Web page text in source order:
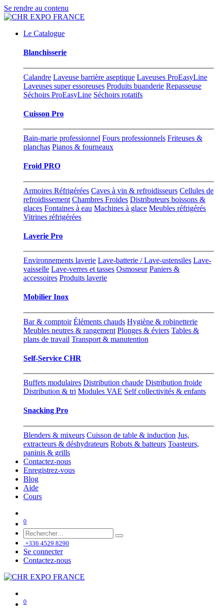
Se rendre au contenu
Le Catalogue
Blanchisserie
Calandre Laveuse barrière aseptique Laveuses ProEasyLine
Laveuses super essoreuses Produits buanderie Repasseuse
Séchoirs ProEasyLine Séchoirs rotatifs
Cuisson Pro
Bain-marie professionnel Fours professionnels Friteuses &
planchas Pianos & fourneaux
Froid PRO
Armoires Réfrigérées Caves à vin & refroidisseurs Cellules de
refroidissement Chambres Froides Distributeurs boissons &
glaces Fontaines à eau Machines à glace Meubles réfrigérés
Vitrines réfrigérées
Laverie Pro
Environnements laverie Lave-batterie / Lave-ustensiles Lave-
vaisselle Lave-verres et tasses Osmoseur Paniers &
accessoires Produits laverie
Mobilier Inox
Bar & comptoir Éléments chauds Hygiène & robinetterie
Meubles neutres & rangement Plonges & éviers Tables &
plans de travail Transport & manutention
Self-Service CHR
Buffets modulaires Distribution chaude Distribution froide
Distribution & tri Modules VAE Self collectivités & enfants
Snacking Pro
Blenders & mixeurs Cuisson de table & induction Jus,
extracteurs & déshydrateurs Robots & batteurs Toasteurs,
paninis & grills
Contactez-nous
Enregistrez-vous
Blog
Aide
Cours
0
+336 4529 8290
Se connecter
Contactez-nous
0